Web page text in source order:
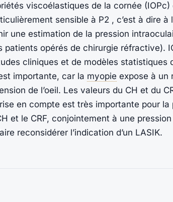
viscoélastiques de la cornée
sensible à P2 , c’est à dire
une estimation de la pression
patients opérés de chirurgie réfractive).
cliniques et de modèles
importante, car la myopie expose à un
de l’oeil. Les valeurs du CH et du
en compte est très importante pour la
et le CRF, conjointement à une
reconsidérer l’indication d’un LASIK.